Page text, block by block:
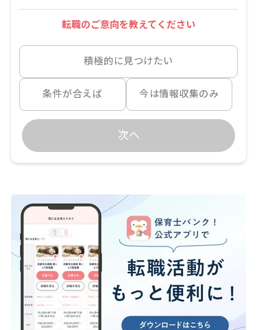
転職のご意向を教えてください
積極的に見つけたい
条件が合えば 今は情報収集のみ
次へ